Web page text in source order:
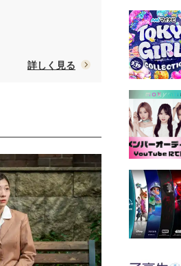
詳しく見る